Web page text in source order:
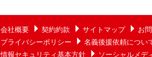
会社概要 契約約款 サイトマップ
お
プライバシーポリシー
名義後援依頼につい
情報セキュリティ基本方針
ソーシャルメデ